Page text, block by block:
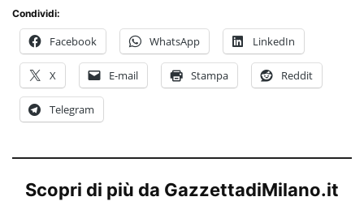
Condividi:
Facebook WhatsApp LinkedIn
X E-mail Stampa Reddit
Telegram
Scopri di più da GazzettadiMilano.it